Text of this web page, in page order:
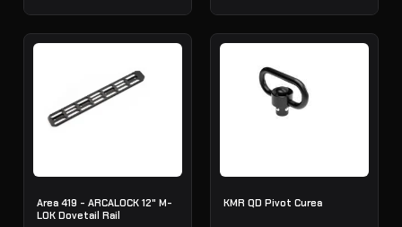
Area 419 - ARCALOCK 12" M-
LOK Dovetail Rail
KMR QD Pivot Curea